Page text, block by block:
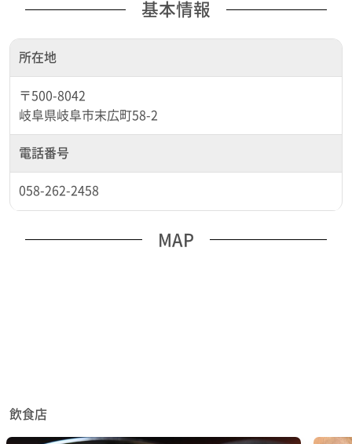
基本情報
所在地
〒500-8042
岐阜県岐阜市末広町58-2
電話番号
058-262-2458
MAP
飲食店